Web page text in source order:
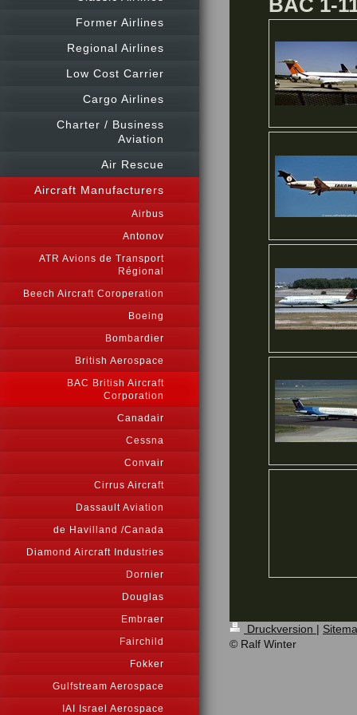
Former Airlines
Regional Airlines
Low Cost Carrier
Cargo Airlines
Charter / Business
Aviation
Air Rescue
Aircraft Manufacturers
Airbus
Antonov
ATR Avions de Transport
Régional
Beech Aircraft Coroperation
Boeing
Bombardier
British Aerospace
BAC British Aircraft
Corporation
Canadair
Cessna
Convair
Cirrus Aircraft
Dassault Aviation
de Havilland /Canada
Diamond Aircraft Industries
Dornier
Douglas
Embraer
Fairchild
Fokker
Gulfstream Aerospace
IAI Israel Aerospace
BAC 1-
Druckversion |
© Ralf Winter